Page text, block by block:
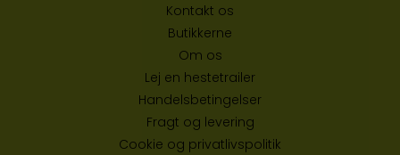
Kontakt os
Butikkerne
Om os
Lej en hestetrailer
Handelsbetingelser
Fragt og levering
Cookie og privatlivspolitik